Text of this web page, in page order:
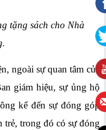
tặng sách cho Nhà
ngoài sự quan tâm của
giám hiệu, sự ủng hộ
kể đến sự đóng góp
trẻ, trong đó có sự đóng